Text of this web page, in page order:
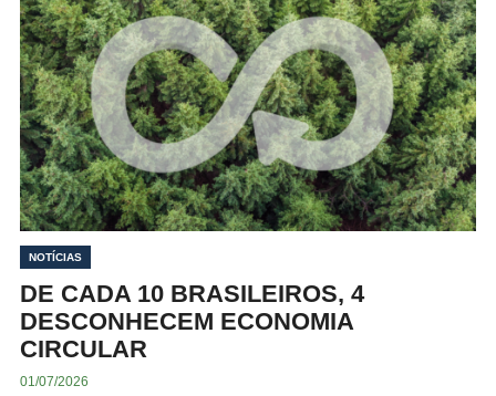
NOTÍCIAS
DE CADA 10 BRASILEIROS, 4
DESCONHECEM ECONOMIA
CIRCULAR
01/07/2026